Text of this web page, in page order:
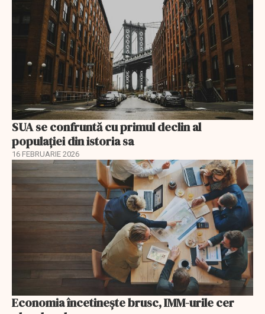
SUA se confruntă cu primul declin al
populației din istoria sa
16 FEBRUARIE 2026
Economia încetinește brusc, IMM-urile cer